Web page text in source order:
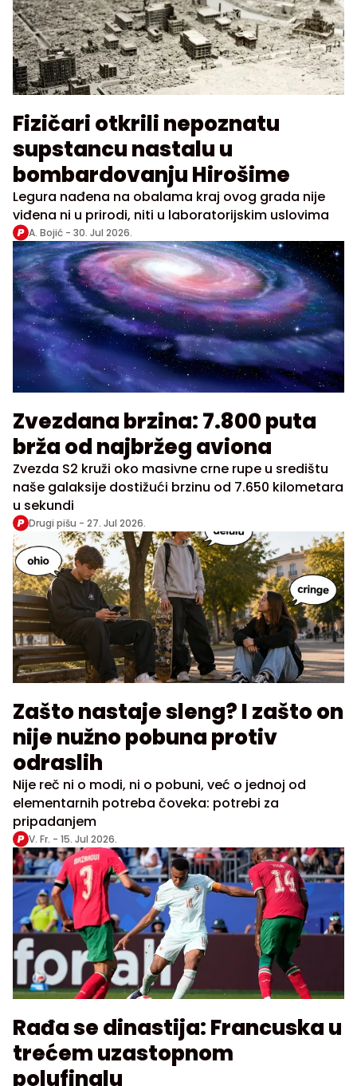
Fizičari otkrili nepoznatu
supstancu nastalu u
bombardovanju Hirošime
Legura nađena na obalama kraj ovog grada nije
viđena ni u prirodi, niti u laboratorijskim uslovima
A. Bojić - 30. Jul 2026.
Zvezdana brzina: 7.800 puta
brža od najbržeg aviona
Zvezda S2 kruži oko masivne crne rupe u središtu
naše galaksije dostižući brzinu od 7.650 kilometara
u sekundi
Drugi pišu - 27. Jul 2026.
Zašto nastaje sleng? I zašto on
nije nužno pobuna protiv
odraslih
Nije reč ni o modi, ni o pobuni, već o jednoj od
elementarnih potreba čoveka: potrebi za
pripadanjem
V. Fr. - 15. Jul 2026.
Rađa se dinastija: Francuska u
trećem uzastopnom
polufinalu